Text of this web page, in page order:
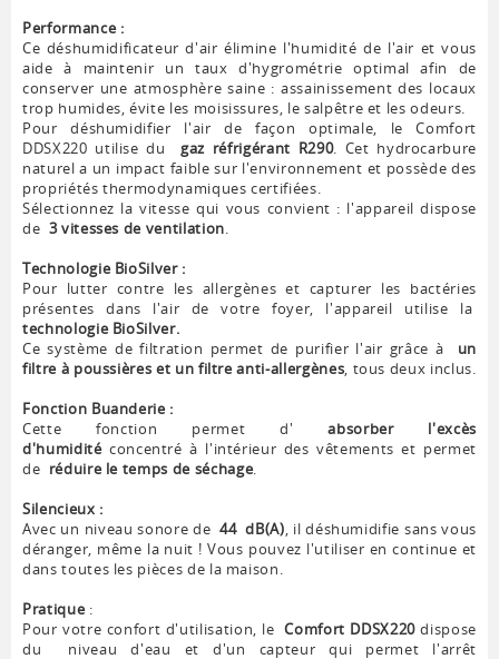
Performance :
Ce déshumidificateur d'air élimine l'humidité de l'air et vous
aide à maintenir un taux d'hygrométrie optimal afin de
conserver une atmosphère saine : assainissement des locaux
trop humides, évite les moisissures, le salpêtre et les odeurs.
Pour déshumidifier l'air de façon optimale, le Comfort
DDSX220 utilise dugaz réfrigérant R290. Cet hydrocarbure
naturel a un impact faible sur l'environnement et possède des
propriétés thermodynamiques certifiées.
Sélectionnez la vitesse qui vous convient : l'appareil dispose
de 3 vitesses de ventilation.
Technologie BioSilver :
Pour lutter contre les allergènes et capturer les bactéries
présentes dans l'air de votre foyer, l'appareil utilise la
technologie BioSilver.
Ce système de filtration permet de purifier l'air grâce à
un
filtre à poussières et un filtre anti-allergènes, tous deux inclus.
Fonction Buanderie :
Cette fonction permet d'absorber l'excès
d'humiditéconcentré à l'intérieur des vêtements et permet
de réduire le temps de séchage.
Silencieux :
Avec un niveau sonore de44 dB(A), il déshumidifie sans vous
déranger, même la nuit ! Vous pouvez l'utiliser en continue et
dans toutes les pièces de la maison.
Pratique :
Pour votre confort d'utilisation, leComfort DDSX220dispose
du
niveau d'eau et d'un capteur qui permet l'arrêt